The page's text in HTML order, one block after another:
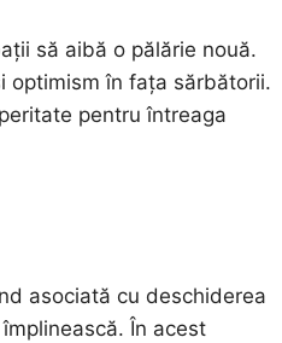
să aibă o pălărie nouă.
optimism în fața sărbătorii.
pentru întreaga
asociată cu deschiderea
În acest